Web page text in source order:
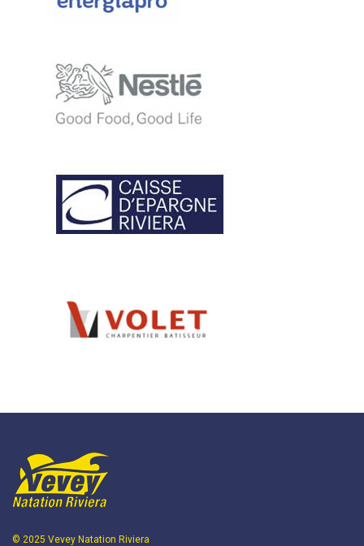
© 2025 Vevey Natation Riviera